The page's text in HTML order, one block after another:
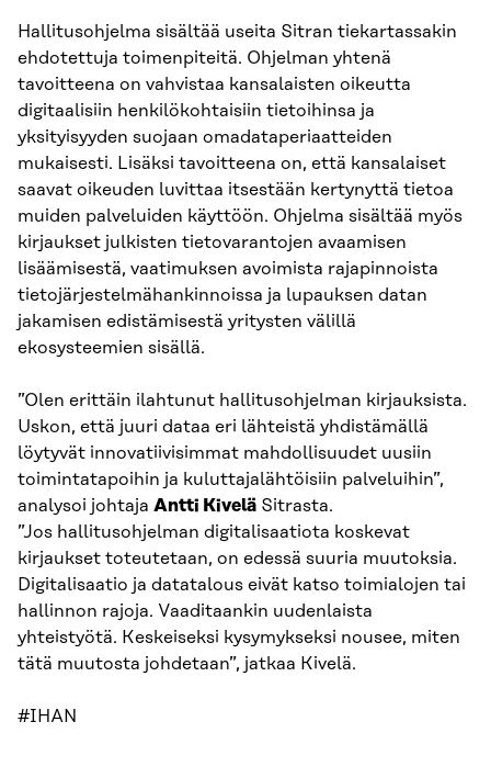
Hallitusohjelma sisältää useita Sitran tiekartassakin
ehdotettuja toimenpiteitä. Ohjelman yhtenä
tavoitteena on vahvistaa kansalaisten oikeutta
digitaalisiin henkilökohtaisiin tietoihinsa ja
yksityisyyden suojaan omadataperiaatteiden
mukaisesti. Lisäksi tavoitteena on, että kansalaiset
saavat oikeuden luvittaa itsestään kertynyttä tietoa
muiden palveluiden käyttöön. Ohjelma sisältää myös
kirjaukset julkisten tietovarantojen avaamisen
lisäämisestä, vaatimuksen avoimista rajapinnoista
tietojärjestelmähankinnoissa ja lupauksen datan
jakamisen edistämisestä yritysten välillä
ekosysteemien sisällä.
”Olen erittäin ilahtunut hallitusohjelman kirjauksista.
Uskon, että juuri dataa eri lähteistä yhdistämällä
löytyvät innovatiivisimmat mahdollisuudet uusiin
toimintatapoihin ja kuluttajalähtöisiin palveluihin”,
analysoi johtaja Antti Kivelä Sitrasta.
”Jos hallitusohjelman digitalisaatiota koskevat
kirjaukset toteutetaan, on edessä suuria muutoksia.
Digitalisaatio ja datatalous eivät katso toimialojen tai
hallinnon rajoja. Vaaditaankin uudenlaista
yhteistyötä. Keskeiseksi kysymykseksi nousee, miten
tätä muutosta johdetaan”, jatkaa Kivelä.
#IHAN